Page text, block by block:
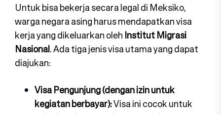
Untuk bisa bekerja secara legal di Meksiko,
warga negara asing harus mendapatkan visa
kerja yang dikeluarkan oleh Institut Migrasi
Nasional. Ada tiga jenis visa utama yang dapat
diajukan:
Visa Pengunjung (dengan izin untuk
kegiatan berbayar):Visa ini cocok untuk